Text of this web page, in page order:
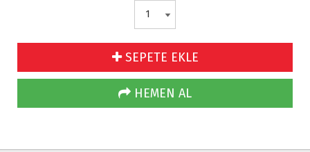
SEPETE EKLE
HEMEN AL